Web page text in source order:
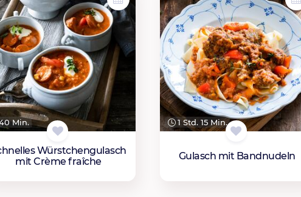
Min.
Würstchengulasch
mit Crème fraîche
1 Std. 15 Min.
Gulasch mit Bandnudeln